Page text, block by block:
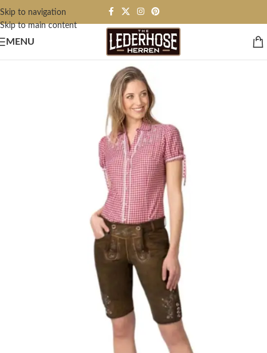
Skip to navigation
Skip to main content
MENU